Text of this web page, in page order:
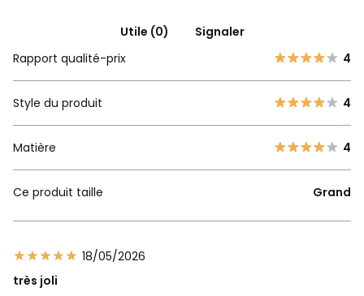
Utile (0)
Signaler
Rapport qualité-prix
4
Style du produit 4
Matière 4
Ce produit taille Grand
18/05/2026
très joli